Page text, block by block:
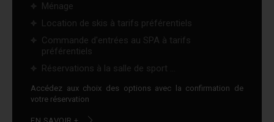
Ménage
Location de skis à tarifs préférentiels
Commande d'entrées au SPA à tarifs
préférentiels
Réservations à la salle de sport ...
Accédez aux choix des options avec la confirmation de
votre réservation